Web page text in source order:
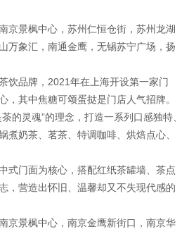
景枫中心，苏州仁恒仓街，苏州龙湖
万象汇，南通金鹰，无锡苏宁广场，扬
品牌，2021年在上海开设第一家门
，其中焦糖可颂蛋挞是门店人气招牌。
灵魂”的理念，打造一系列口感独特、
煮奶茶、茗茶、特调咖啡、烘焙点心、
门面为核心，搭配红纸茶罐墙、茶点
，营造出怀旧、温馨却又不失现代感的
景枫中心，南京金鹰新街口，南京华